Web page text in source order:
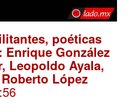
poéticas
Enrique González
Leopoldo Ayala,
López